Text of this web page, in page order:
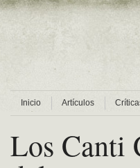
Inicio Artículos
Los Canti